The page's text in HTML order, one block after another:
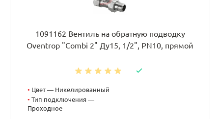
1091162 Вентиль на обратную подводку
Oventrop "Combi 2" Ду15, 1/2", PN10, прямой
• Цвет — Никелированный
• Тип подключения —
Проходное